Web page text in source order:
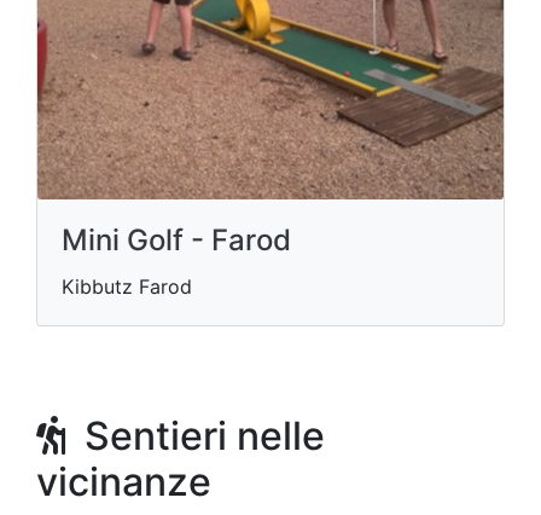
Mini Golf - Farod
Kibbutz Farod
Sentieri nelle
vicinanze